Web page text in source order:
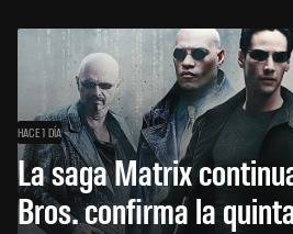
HACE 1 DÍA
La saga Matrix
Bros. confirma la